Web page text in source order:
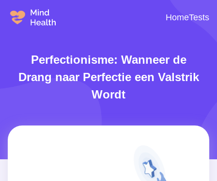
HomeTests
Perfectionisme: Wanneer de
Drang naar Perfectie een Valstrik
Wordt